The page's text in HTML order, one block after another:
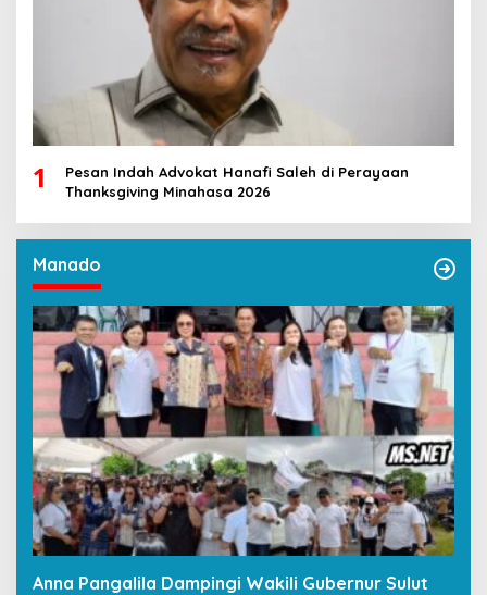
1
Pesan Indah Advokat Hanafi Saleh di Perayaan
Thanksgiving Minahasa 2026
Manado
Anna Pangalila Dampingi Wakili Gubernur Sulut